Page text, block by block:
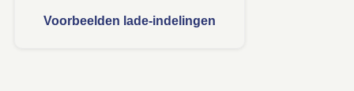
Voorbeelden lade-indelingen